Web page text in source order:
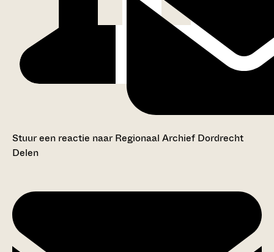
Stuur een reactie naar Regionaal Archief Dordrecht
Delen